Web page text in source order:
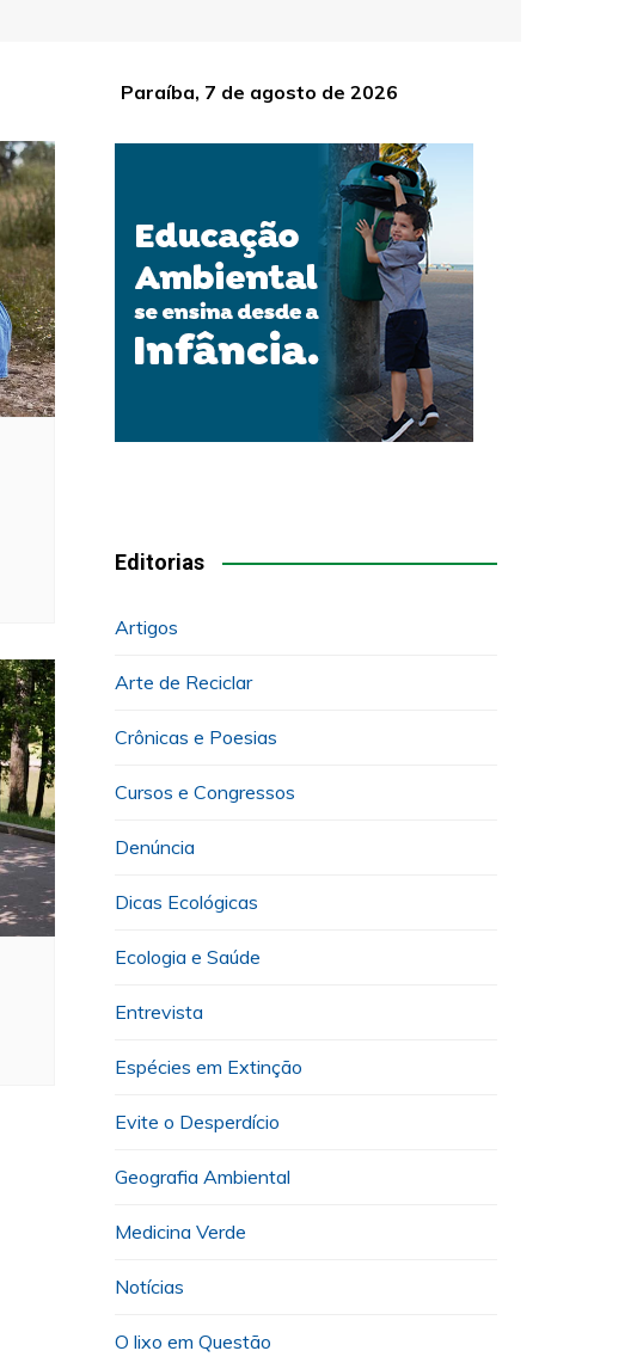
Paraíba, 7 de agosto de 2026
Editorias
Artigos
Arte de Reciclar
Crônicas e Poesias
Cursos e Congressos
Denúncia
Dicas Ecológicas
Ecologia e Saúde
Entrevista
Espécies em Extinção
Evite o Desperdício
Geografia Ambiental
Medicina Verde
Notícias
O lixo em Questão